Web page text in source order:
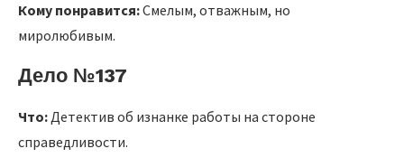
Кому понравится:Смелым, отважным, но
миролюбивым.
Дело №137
Что:Детектив об изнанке работы на стороне
справедливости.